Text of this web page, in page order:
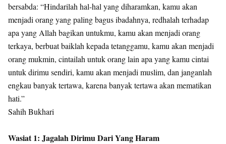
bersabda: “Hindarilah hal-hal yang diharamkan, kamu akan
menjadi orang yang paling bagus ibadahnya, redhalah terhadap
apa yang Allah bagikan untukmu, kamu akan menjadi orang
terkaya, berbuat baiklah kepada tetanggamu, kamu akan menjadi
orang mukmin, cintailah untuk orang lain apa yang kamu cintai
untuk dirimu sendiri, kamu akan menjadi muslim, dan janganlah
engkau banyak tertawa, karena banyak tertawa akan mematikan
hati.”
Sahih Bukhari
Wasiat 1: Jagalah Dirimu Dari Yang Haram